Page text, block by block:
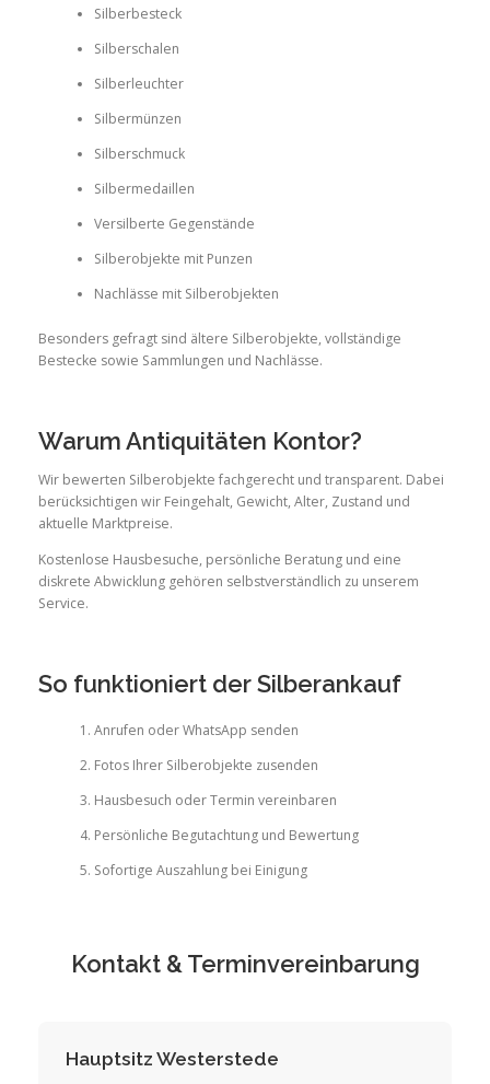
Silberbesteck
Silberschalen
Silberleuchter
Silbermünzen
Silberschmuck
Silbermedaillen
Versilberte Gegenstände
Silberobjekte mit Punzen
Nachlässe mit Silberobjekten
Besonders gefragt sind ältere Silberobjekte, vollständige
Bestecke sowie Sammlungen und Nachlässe.
Warum Antiquitäten Kontor?
Wir bewerten Silberobjekte fachgerecht und transparent. Dabei
berücksichtigen wir Feingehalt, Gewicht, Alter, Zustand und
aktuelle Marktpreise.
Kostenlose Hausbesuche, persönliche Beratung und eine
diskrete Abwicklung gehören selbstverständlich zu unserem
Service.
So funktioniert der Silberankauf
Anrufen oder WhatsApp senden
Fotos Ihrer Silberobjekte zusenden
Hausbesuch oder Termin vereinbaren
Persönliche Begutachtung und Bewertung
Sofortige Auszahlung bei Einigung
Kontakt & Terminvereinbarung
Hauptsitz Westerstede